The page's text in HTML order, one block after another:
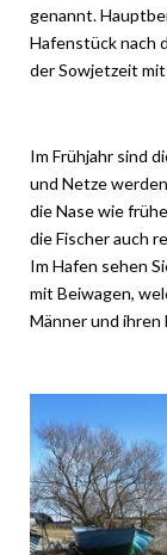
genannt.
Hafenstück nach
der Sowjetzeit
Im Frühjahr sind
und Netze
die Nase wie
die Fischer auch
Im Hafen sehen
mit Beiwagen,
Männer und ihren